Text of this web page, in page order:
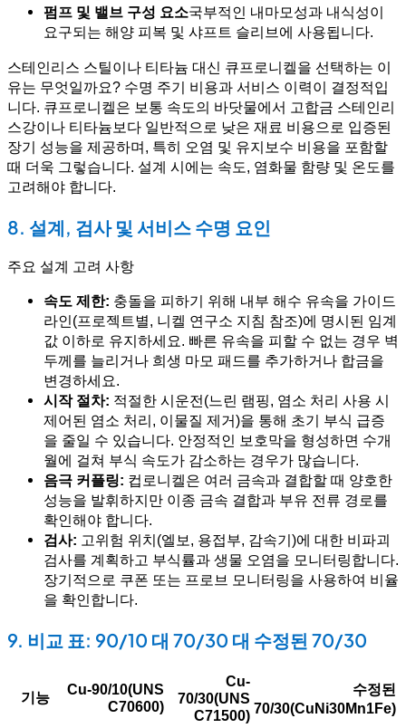
펌프 및 밸브 구성 요소국부적인 내마모성과 내식성이
요구되는 해양 피복 및 샤프트 슬리브에 사용됩니다.
스테인리스 스틸이나 티타늄 대신 큐프로니켈을 선택하는 이
유는 무엇일까요? 수명 주기 비용과 서비스 이력이 결정적입
니다. 큐프로니켈은 보통 속도의 바닷물에서 고합금 스테인리
스강이나 티타늄보다 일반적으로 낮은 재료 비용으로 입증된
장기 성능을 제공하며, 특히 오염 및 유지보수 비용을 포함할
때 더욱 그렇습니다. 설계 시에는 속도, 염화물 함량 및 온도를
고려해야 합니다.
8. 설계, 검사 및 서비스 수명 요인
주요 설계 고려 사항
속도 제한: 충돌을 피하기 위해 내부 해수 유속을 가이드
라인(프로젝트별, 니켈 연구소 지침 참조)에 명시된 임계
값 이하로 유지하세요. 빠른 유속을 피할 수 없는 경우 벽
두께를 늘리거나 희생 마모 패드를 추가하거나 합금을
변경하세요.
시작 절차: 적절한 시운전(느린 램핑, 염소 처리 사용 시
제어된 염소 처리, 이물질 제거)을 통해 초기 부식 급증
을 줄일 수 있습니다. 안정적인 보호막을 형성하면 수개
월에 걸쳐 부식 속도가 감소하는 경우가 많습니다.
음극 커플링: 컵로니켈은 여러 금속과 결합할 때 양호한
성능을 발휘하지만 이종 금속 결합과 부유 전류 경로를
확인해야 합니다.
검사: 고위험 위치(엘보, 용접부, 감속기)에 대한 비파괴
검사를 계획하고 부식률과 생물 오염을 모니터링합니다.
장기적으로 쿠폰 또는 프로브 모니터링을 사용하여 비율
을 확인합니다.
9. 비교 표: 90/10 대 70/30 대 수정된 70/30
기능
Cu-90/10(UNS
C70600)
Cu-
70/30(UNS
C71500)
수정된
70/30(CuNi30Mn1Fe)